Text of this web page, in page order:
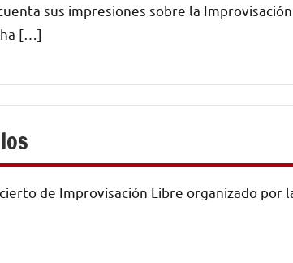
sus impresiones sobre la
ha […]
de Improvisación Libre organizado por